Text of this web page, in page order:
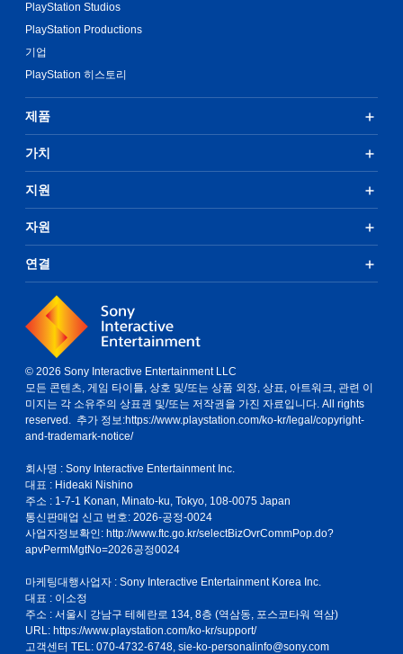
PlayStation Studios
PlayStation Productions
기업
PlayStation 히스토리
제품
가치
지원
자원
연결
© 2026 Sony Interactive Entertainment LLC
모든 콘텐츠, 게임 타이틀, 상호 및/또는 상품 외장, 상표, 아트워크, 관련 이
미지는 각 소유주의 상표권 및/또는 저작권을 가진 자료입니다. All rights
reserved. 추가 정보:https://www.playstation.com/ko-kr/legal/copyright-
and-trademark-notice/
회사명 : Sony Interactive Entertainment Inc.
대표 : Hideaki Nishino
주소 : 1-7-1 Konan, Minato-ku, Tokyo, 108-0075 Japan
통신판매업 신고 번호: 2026-공정-0024
사업자정보확인: http://www.ftc.go.kr/selectBizOvrCommPop.do?
apvPermMgtNo=2026공정0024
마케팅대행사업자 : Sony Interactive Entertainment Korea Inc.
대표 : 이소정
주소 : 서울시 강남구 테헤란로 134, 8층 (역삼동, 포스코타워 역삼)
URL: https://www.playstation.com/ko-kr/support/
고객센터 TEL: 070-4732-6748, sie-ko-personalinfo@sony.com